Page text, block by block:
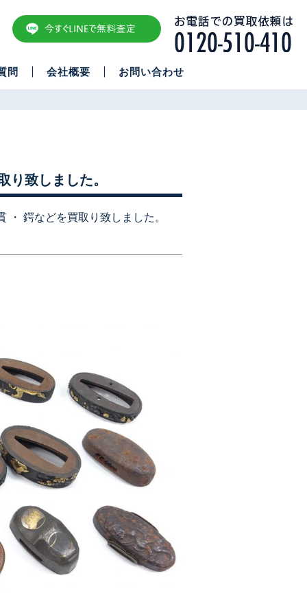
問 会社概要 お問い合わせ
り致しました。
・ 鍔などを買取り致しました。